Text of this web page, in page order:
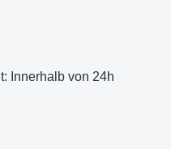
Innerhalb von 24h